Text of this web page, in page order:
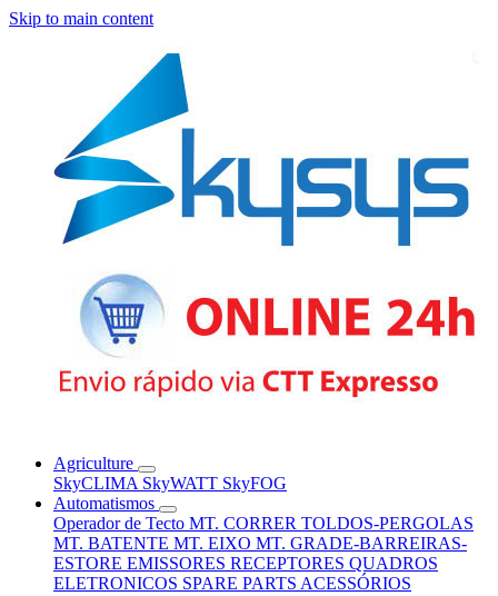
Skip to main content
Agriculture
SkyCLIMA SkyWATT SkyFOG
Automatismos
Operador de Tecto MT. CORRER TOLDOS-PERGOLAS
MT. BATENTE MT. EIXO MT. GRADE-BARREIRAS-
ESTORE EMISSORES RECEPTORES QUADROS
ELETRONICOS SPARE PARTS ACESSÓRIOS